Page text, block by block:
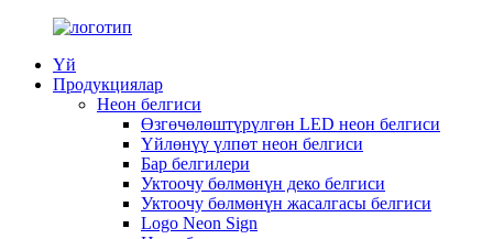
Үй
Продукциялар
Неон белгиси
Өзгөчөлөштүрүлгөн LED неон белгиси
Үйлөнүү үлпөт неон белгиси
Бар белгилери
Уктоочу бөлмөнүн деко белгиси
Уктоочу бөлмөнүн жасалгасы белгиси
Logo Neon Sign